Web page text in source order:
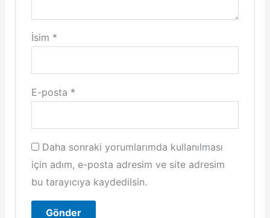
İsim *
E-posta *
Daha sonraki yorumlarımda kullanılması
için adım, e-posta adresim ve site adresim
bu tarayıcıya kaydedilsin.